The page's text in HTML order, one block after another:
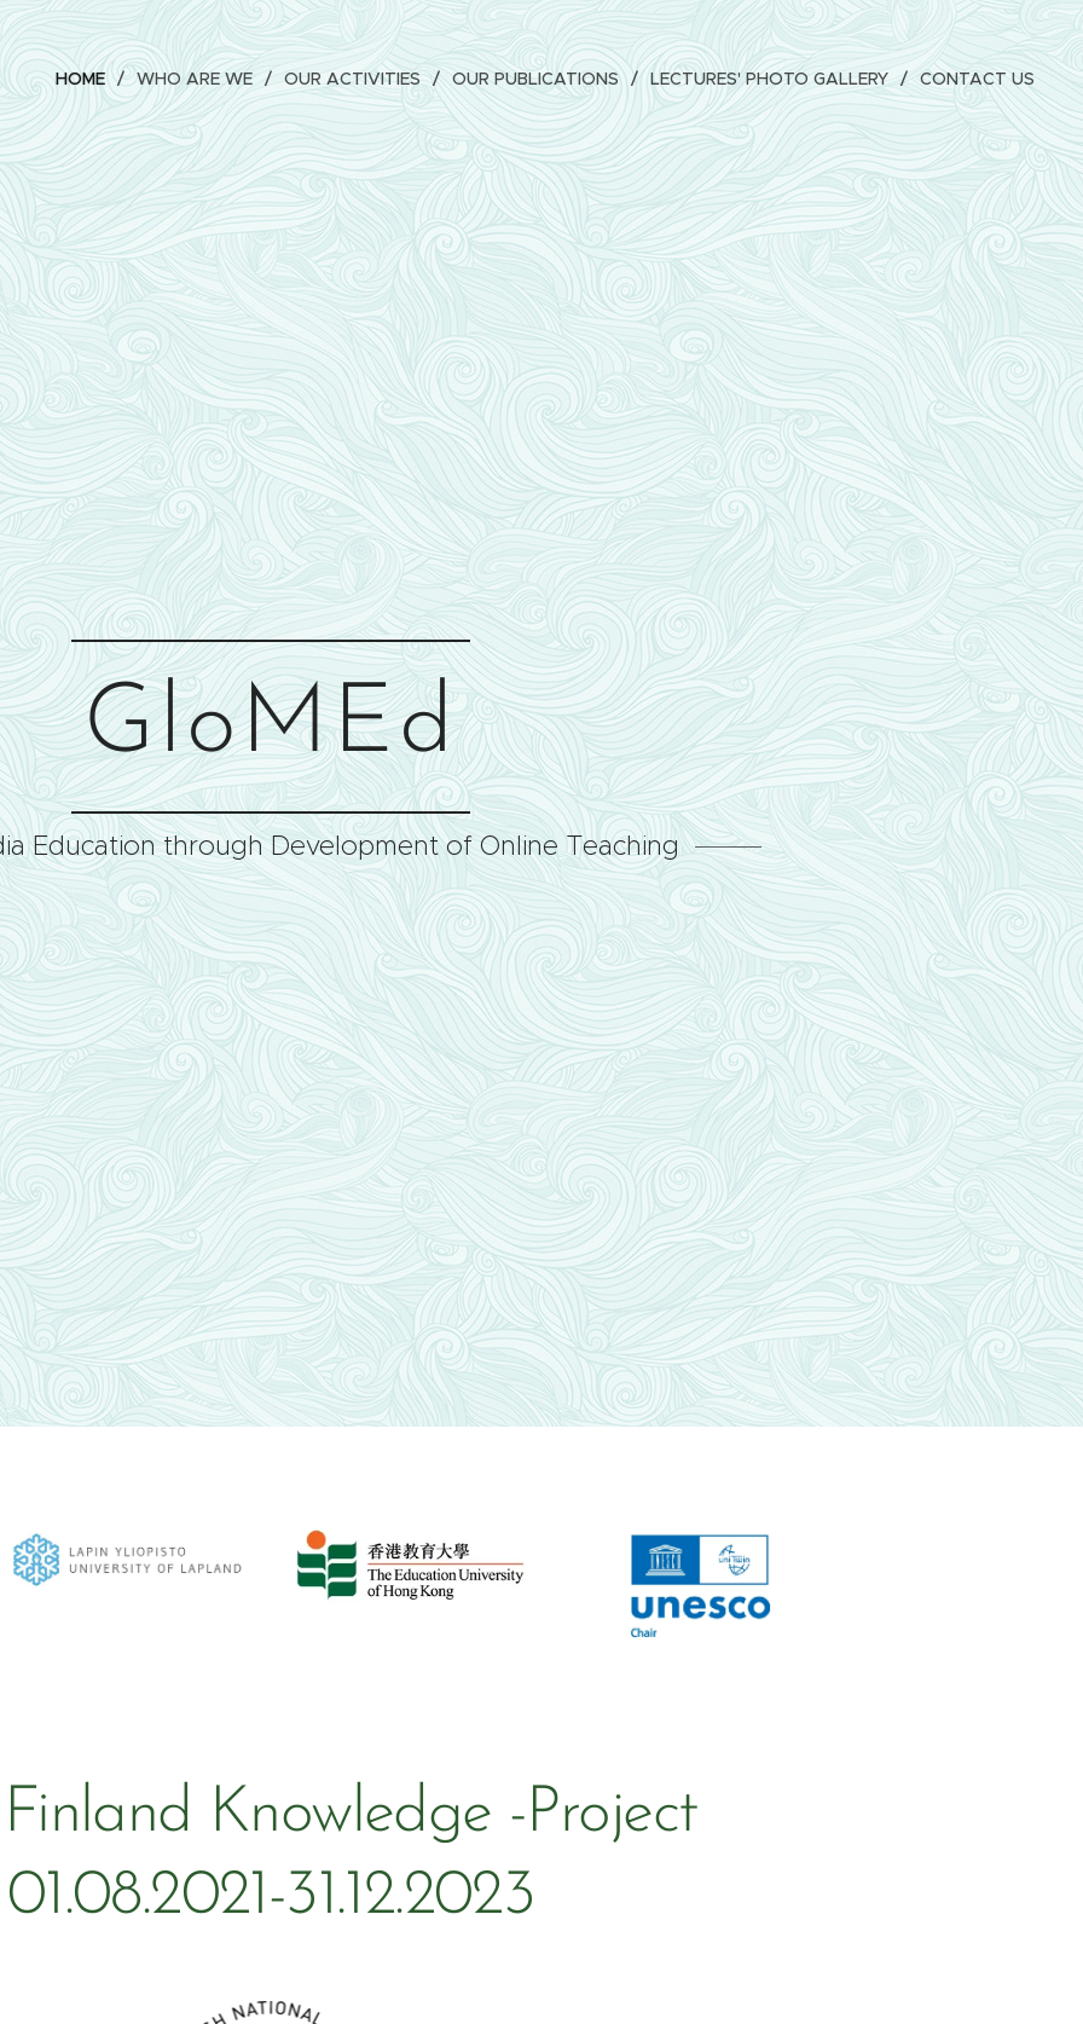
HOME WHO ARE WE OUR ACTIVITIES OUR PUBLICATIONS LECTURES' PHOTO GALLERY CONTACT US
GloMEd
Education through Development of Online Teaching
Knowledge -Project
01.08.2021-31.12.2023